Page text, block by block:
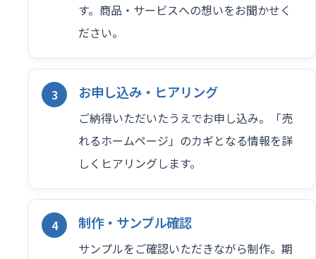
す。商品・サービスへの想いをお聞かせく
ださい。
お申し込み・ヒアリング
ご納得いただいたうえでお申し込み。「売
れるホームページ」のカギとなる情報を詳
しくヒアリングします。
制作・サンプル確認
サンプルをご確認いただきながら制作。期